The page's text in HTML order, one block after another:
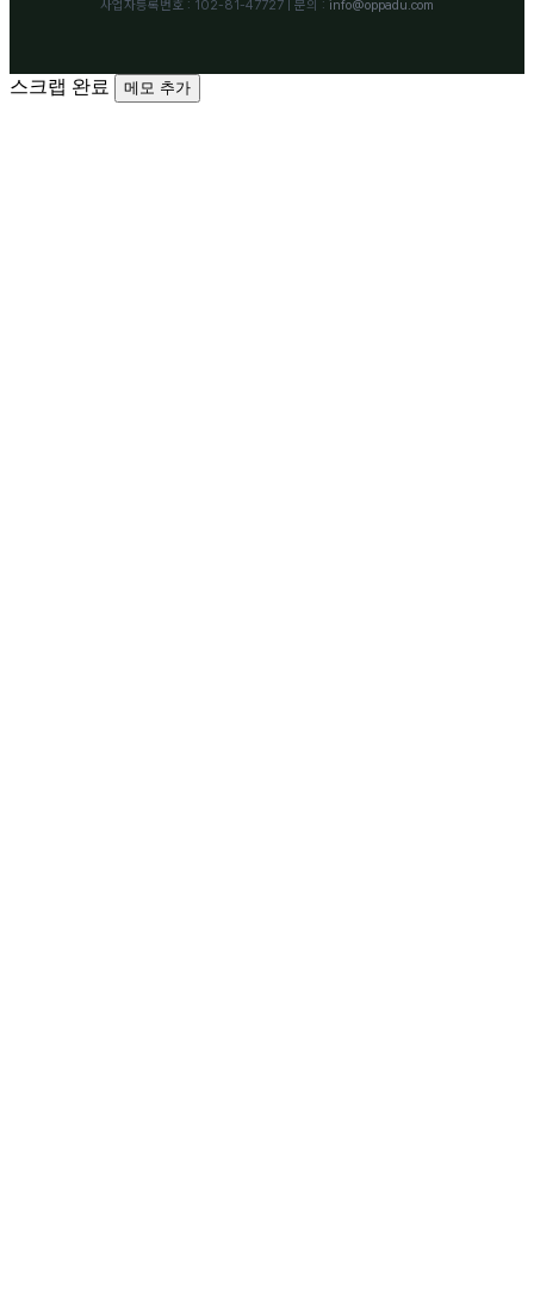
사업자등록번호 : 102-81-47727 | 문의 : info@oppadu.com
스크랩 완료 메모 추가